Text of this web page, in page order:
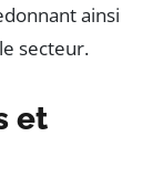
ainsi
secteur.
et